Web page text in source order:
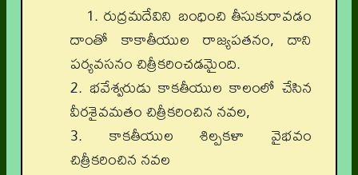
1. రుద్రమదేవిని బంధించి తీసుకురావడం
దాంతో కాకాతీయుల రాజ్యపతనం, దాని
పర్యవసనం చిత్రీకరించడమైంది.
2. భవేశ్వరుడు కాకతీయుల కాలంలో చేసిన
వీరశైవమతం చిత్రీకరించిన నవల,
3.
కాకతీయుల శిల్పకళా వైభవం
చిత్రీకరించిన నవల